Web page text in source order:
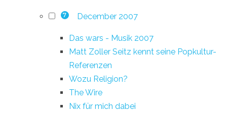
7 December 2007
Das wars - Musik 2007
Matt Zoller Seitz kennt seine Popkultur-
Referenzen
Wozu Religion?
The Wire
Nix für mich dabei